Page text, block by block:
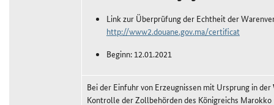
Link zur Überprüfung der Echtheit der
http://www2.douane.gov.ma/certificat
Beginn: 12.01.2021
Bei der Einfuhr von Erzeugnissen mit Ursprung in der
Kontrolle der Zollbehörden des Königreichs